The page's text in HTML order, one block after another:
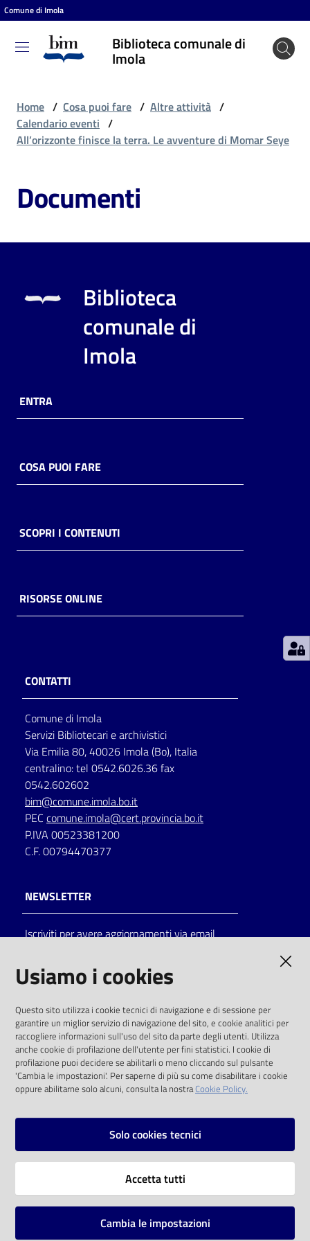
Vai al contenuto
Vai alla navigazione
Vai al footer
Comune di Imola
Biblioteca comunale di
Imola
Biblioteca
comunale
Cosa
fare
Scopri
online
Piani
Decentrate
Seguici
su
on line
Eventi
Chiedi al
bibliotecario
Avvisi
Home / Cosa puoi fare / Altre attività /
Calendario eventi /
All’orizzonte finisce la terra. Le avventure di Momar Seye
Documenti
Biblioteca
comunale di
Imola
ENTRA
COSA PUOI FARE
SCOPRI I CONTENUTI
RISORSE ONLINE
CONTATTI
Comune di Imola
Servizi Bibliotecari e archivistici
Via Emilia 80, 40026 Imola (Bo), Italia
centralino: tel 0542.6026.36 fax
0542.602602
bim@comune.imola.bo.it
PEC comune.imola@cert.provincia.bo.it
P.IVA 00523381200
C.F. 00794470377
NEWSLETTER
Iscriviti per avere aggiornamenti via email
solo alle condizioni previste dalla direttiva
comunitaria 2003/98/CE e dal d.lgs. 36/2006
SOCIAL
Instagram
Vai alla pagina
Usiamo i cookies
Questo sito utilizza i cookie tecnici di navigazione e di sessione per
garantire un miglior servizio di navigazione del sito, e cookie analitici per
raccogliere informazioni sull'uso del sito da parte degli utenti. Utilizza
anche cookie di profilazione dell'utente per fini statistici. I cookie di
profilazione puoi decidere se abilitarli o meno cliccando sul pulsante
'Cambia le impostazioni'. Per saperne di più su come disabilitare i cookie
oppure abilitarne solo alcuni, consulta la nostraCookie Policy.
Solo cookies tecnici
Accetta tutti
Cambia le impostazioni